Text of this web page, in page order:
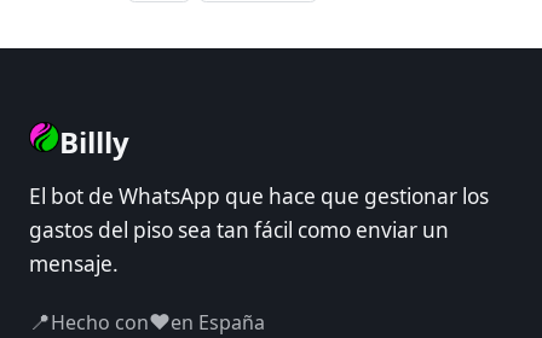
Billly
El bot de WhatsApp que hace que gestionar los
gastos del piso sea tan fácil como enviar un
mensaje.
📍Hecho con❤️en España